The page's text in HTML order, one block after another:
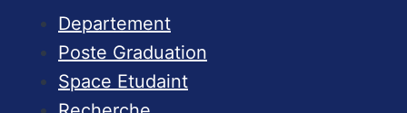
Departement
Poste Graduation
Space Etudaint